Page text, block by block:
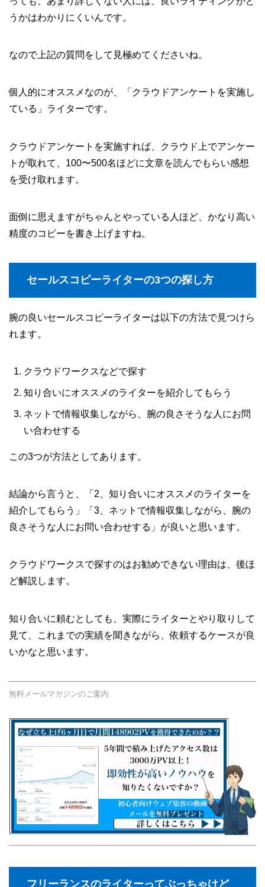
うかはわかりにくいんです。
なので上記の質問をして見極めてくださいね。
個人的にオススメなのが、「クラウドアンケートを実施し
ている」ライターです。
クラウドアンケートを実施すれば、クラウド上でアンケー
トが取れて、100〜500名ほどに文章を読んでもらい感想
を受け取れます。
面倒に思えますがちゃんとやっている人ほど、かなり高い
精度のコピーを書き上げますね。
セールスコピーライターの3つの探し方
腕の良いセールスコピーライターは以下の方法で見つけら
れます。
クラウドワークスなどで探す
知り合いにオススメのライターを紹介してもらう
ネットで情報収集しながら、腕の良さそうな人にお問
い合わせする
この3つが方法としてあります。
結論から言うと、「2、知り合いにオススメのライターを
紹介してもらう」「3、ネットで情報収集しながら、腕の
良さそうな人にお問い合わせする」が良いと思います。
クラウドワークスで探すのはお勧めできない理由は、後ほ
ど解説します。
知り合いに頼むとしても、実際にライターとやり取りして
見て、これまでの実績を聞きながら、依頼するケースが良
いかなと思います。
無料メールマガジンのご案内
フリーランスのライターってぶっちゃけど